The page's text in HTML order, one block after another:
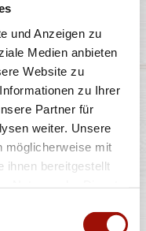
und Anzeigen zu
Medien anbieten
Website zu
zu Ihrer
Partner für
weiter. Unsere
möglicherweise mit
ihnen bereitgestellt
Alle Angaben zu
Pizzen sind circa-
von ca. 30 Minuten.